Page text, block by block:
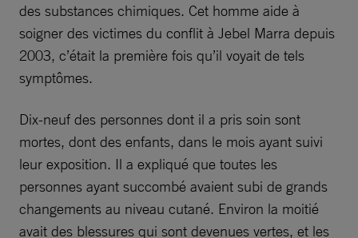
des substances chimiques. Cet homme aide à
soigner des victimes du conflit à Jebel Marra depuis
2003, c’était la première fois qu’il voyait de tels
symptômes.
Dix-neuf des personnes dont il a pris soin sont
mortes, dont des enfants, dans le mois ayant suivi
leur exposition. Il a expliqué que toutes les
personnes ayant succombé avaient subi de grands
changements au niveau cutané. Environ la moitié
avait des blessures qui sont devenues vertes, et les